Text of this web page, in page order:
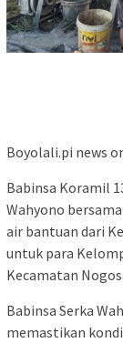
Boyolali.pi news
Babinsa Koramil
Wahyono
air bantuan dari
untuk para
Kecamatan
Babinsa Serka
memastikan